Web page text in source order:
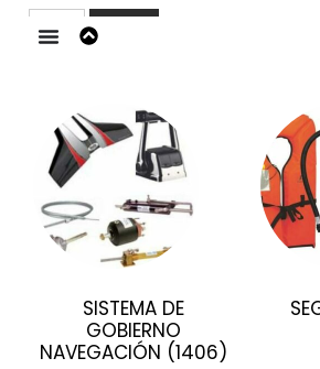
Buscar
SISTEMA DE
GOBIERNO
NAVEGACIÓN (1406)